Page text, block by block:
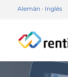
Alemán · Inglés